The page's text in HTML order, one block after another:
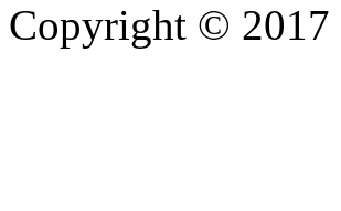
Copyright © 2017